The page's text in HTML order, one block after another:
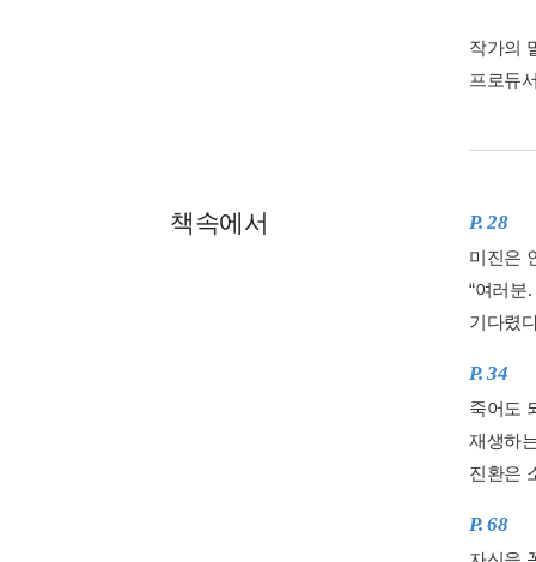
작가의
프로듀
책속에서 P. 28
미진은
“여러분
기다렸
P. 34
죽어도
재생하
진환은
P. 68